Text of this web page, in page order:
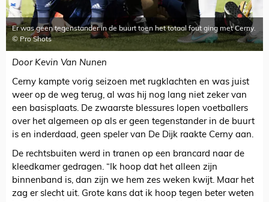
Er was geen tegenstander in de buurt toen het totaal fout ging met Cerny.
© Pro Shots
Door Kevin Van Nunen
Cerny kampte vorig seizoen met rugklachten en was juist
weer op de weg terug, al was hij nog lang niet zeker van
een basisplaats. De zwaarste blessures lopen voetballers
over het algemeen op als er geen tegenstander in de buurt
is en inderdaad, geen speler van De Dijk raakte Cerny aan.
De rechtsbuiten werd in tranen op een brancard naar de
kleedkamer gedragen. “Ik hoop dat het alleen zijn
binnenband is, dan zijn we hem zes weken kwijt. Maar het
zag er slecht uit. Grote kans dat ik hoop tegen beter weten